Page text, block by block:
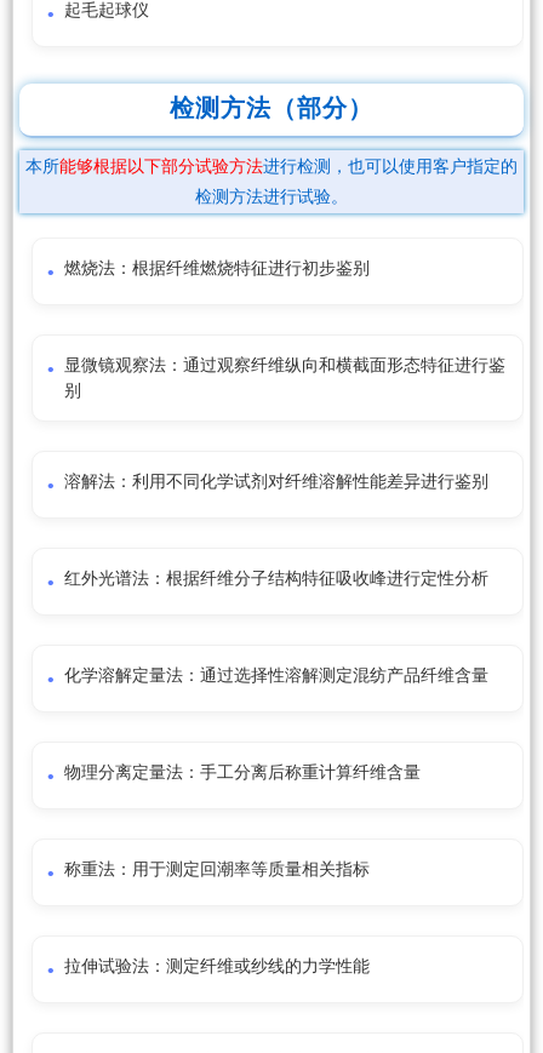
起毛起球仪
检测方法（部分）
本所能够根据以下部分试验方法进行检测，也可以使用客户指定的
检测方法进行试验。
燃烧法：根据纤维燃烧特征进行初步鉴别
显微镜观察法：通过观察纤维纵向和横截面形态特征进行鉴
别
溶解法：利用不同化学试剂对纤维溶解性能差异进行鉴别
红外光谱法：根据纤维分子结构特征吸收峰进行定性分析
化学溶解定量法：通过选择性溶解测定混纺产品纤维含量
物理分离定量法：手工分离后称重计算纤维含量
称重法：用于测定回潮率等质量相关指标
拉伸试验法：测定纤维或纱线的力学性能